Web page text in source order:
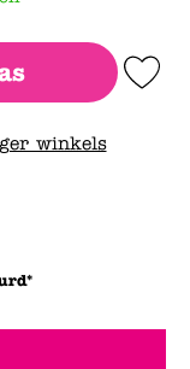
Add to
winkels